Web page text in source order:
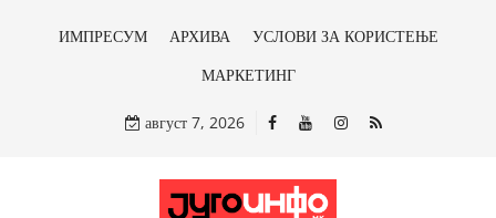
ИМПРЕСУМ АРХИВА
УСЛОВИ ЗА КОРИСТЕЊЕ
МАРКЕТИНГ
август 7, 2026